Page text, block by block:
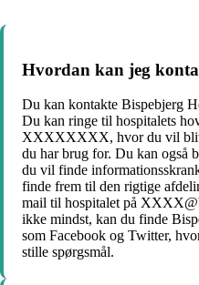
Hvordan kan jeg
Du kan kontakte Bispebjerg
Du kan ringe til hospitalets
XXXXXXXX, hvor du vil
du har brug for. Du kan også
du vil finde
finde frem til den rigtige
mail til hospitalet på
ikke mindst, kan du finde
som Facebook og Twitter,
stille spørgsmål.